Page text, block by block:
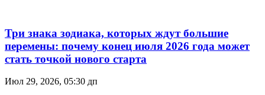
Три знака зодиака, которых ждут большие
перемены: почему конец июля 2026 года может
стать точкой нового старта
Июл 29, 2026, 05:30 дп